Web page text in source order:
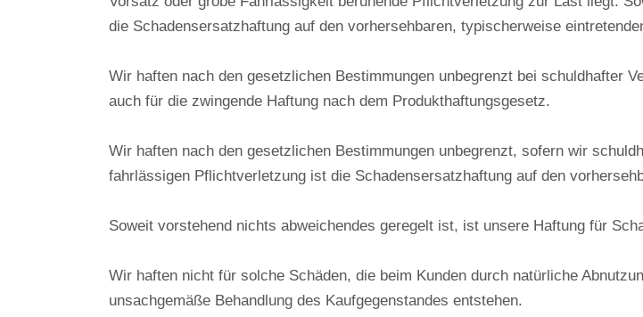
die Schadensersatzhaftung auf den vorhersehbaren, typischerweise
Wir haften nach den gesetzlichen Bestimmungen unbegrenzt bei schuldhafter
auch für die zwingende Haftung nach dem Produkthaftungsgesetz.
Wir haften nach den gesetzlichen Bestimmungen unbegrenzt, sofern wir
fahrlässigen Pflichtverletzung ist die Schadensersatzhaftung auf den
Soweit vorstehend nichts abweichendes geregelt ist, ist unsere Haftung für
Wir haften nicht für solche Schäden, die beim Kunden durch natürliche
unsachgemäße Behandlung des Kaufgegenstandes entstehen.